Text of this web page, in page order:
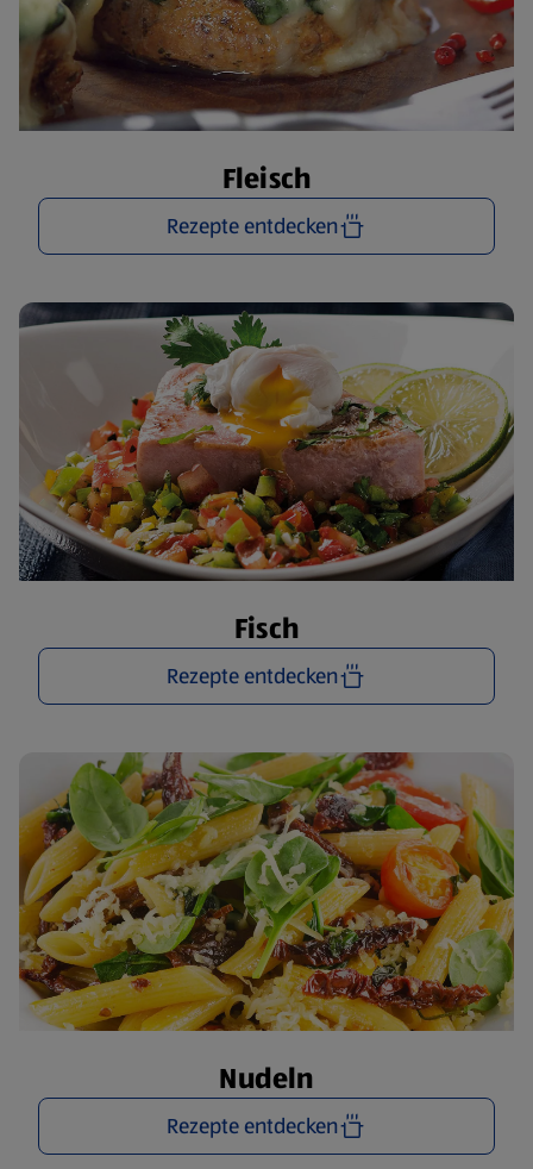
Fleisch
Rezepte entdecken
Fisch
Rezepte entdecken
Nudeln
Rezepte entdecken